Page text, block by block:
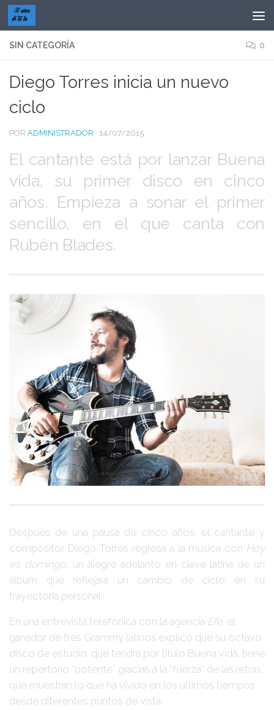
Saltar al contenido
SIN CATEGORÍA 0
Diego Torres inicia un nuevo
ciclo
POR ADMINISTRADOR · 14/07/2015
El cantante está por lanzar Buena
vida, su primer disco en cinco
años. Empieza a sonar el primer
sencillo, en el que canta con
Rubén Blades.
Después de una pausa de cinco años, el cantante y
compositor Diego Torres regresa a la música con Hoy
es domingo, un alegre adelanto en clave latina de un
álbum que reflejará un cambio de ciclo en su
trayectoria personal.
En una entrevista telefónica con la agencia Efe, el
ganador de tres Grammy latinos explicó que su octavo
disco de estudio, que tendrá por título Buena vida, tiene
un repertorio “potente” gracias a la “fuerza” de las letras,
que muestran lo que ha vivido en los últimos tiempos
desde diferentes puntos de vista.